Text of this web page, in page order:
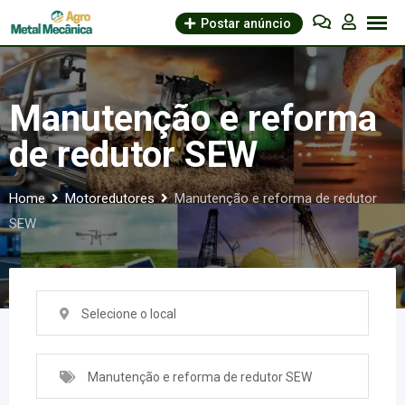
to
content
Postar anúncio
Manutenção e reforma
de redutor SEW
Home Motoredutores
Manutenção e reforma de redutor
SEW
Selecione o local
Manutenção e reforma de redutor SEW